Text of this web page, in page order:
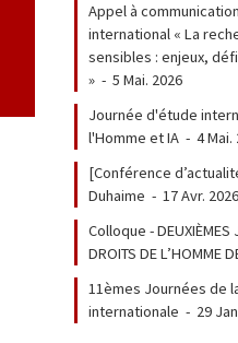
Appel à
international « La
sensibles : enjeux,
» -5 Mai. 2026
Journée d'étude
l'Homme et IA -4 Mai.
[Conférence
Duhaime -17 Avr. 2026
Colloque - DEUXIÈMES
DROITS DE L’HOMME
11èmes Journées de
internationale - 29